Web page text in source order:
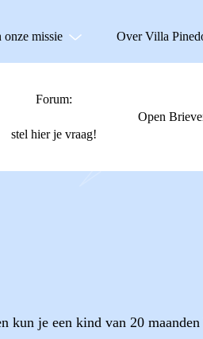
onze missie Over Villa
Forum:
stel hier je vraag!
Open
kun je een kind van 20